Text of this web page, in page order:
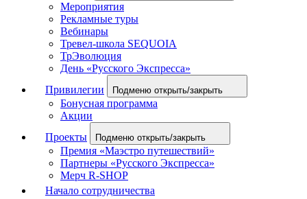
Мероприятия
Рекламные туры
Вебинары
Тревел-школа SEQUOIA
ТрЭволюция
День «Русского Экспресса»
Привилегии
Подменю открыть/закрыть
Бонусная программа
Акции
Проекты
Подменю открыть/закрыть
Премия «Маэстро путешествий»
Партнеры «Русского Экспресса»
Мерч R-SHOP
Начало сотрудничества